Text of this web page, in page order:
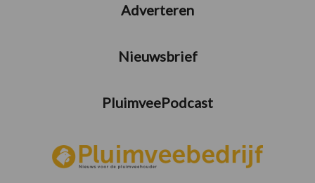
Adverteren
Nieuwsbrief
PluimveePodcast